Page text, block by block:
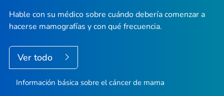
Hable con su médico sobre cuándo debería comenzar a
hacerse mamografías y con qué frecuencia.
Ver todo
Información básica sobre el cáncer de mama